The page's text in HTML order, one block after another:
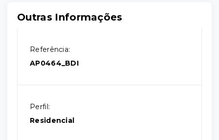
Outras Informações
Referência:
AP0464_BDI
Perfil:
Residencial